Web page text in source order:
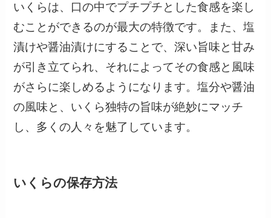
いくらは、口の中でプチプチとした食感を楽し
むことができるのが最大の特徴です。また、塩
漬けや醤油漬けにすることで、深い旨味と甘み
が引き立てられ、それによってその食感と風味
がさらに楽しめるようになります。塩分や醤油
の風味と、いくら独特の旨味が絶妙にマッチ
し、多くの人々を魅了しています。
いくらの保存方法